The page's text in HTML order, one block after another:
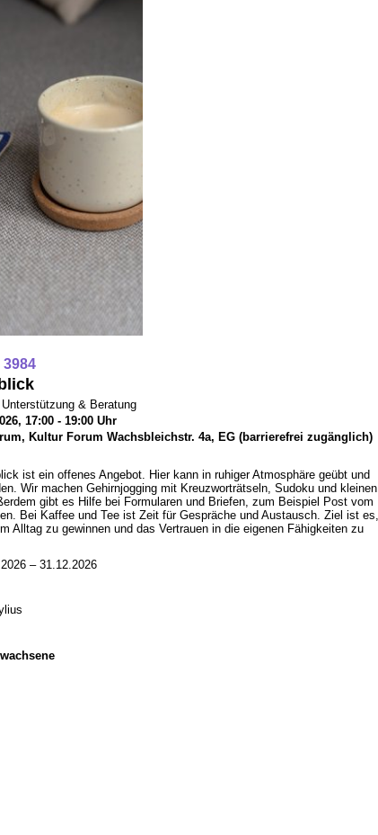
3984
& Beratung
17:00 - 19:00 Uhr
Kultur Forum Wachsbleichstr. 4a, EG (barrierefrei zugänglich)
ist ein offenes Angebot. Hier kann in ruhiger Atmosphäre geübt und
Wir machen Gehirnjogging mit Kreuzworträtseln, Sudoku und kleinen
gibt es Hilfe bei Formularen und Briefen, zum Beispiel Post vom
Bei Kaffee und Tee ist Zeit für Gespräche und Austausch. Ziel ist es,
Alltag zu gewinnen und das Vertrauen in die eigenen Fähigkeiten zu
– 31.12.2026